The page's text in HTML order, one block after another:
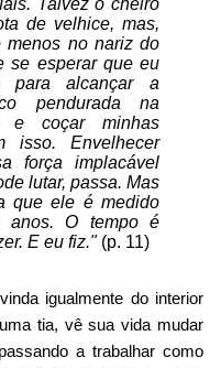
Talvez o cheiro
de velhice, mas,
menos no nariz do
se esperar que eu
para alcançar a
pendurada na
e coçar minhas
isso. Envelhecer
força implacável
lutar, passa. Mas
que ele é medido
anos. O tempo é
E eu fiz."(p. 11)
igualmente do interior
tia, vê sua vida mudar
a trabalhar como